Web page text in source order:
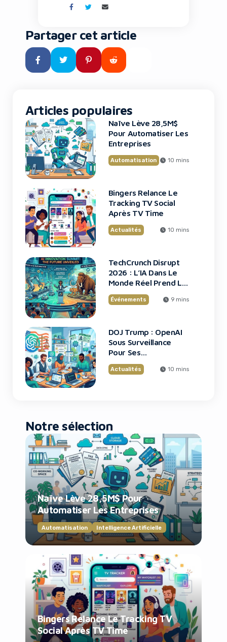
loin de tout cloud dans des
des millénaires pourraient
fouler à nouveau notre planète
grâce à la biologie de synthèse.
Ce n’est plus de la science-
Partager cet article
Articles populaires
Naïve Lève 28,5M$
Pour Automatiser Les
Entreprises
Automatisation 10 mins
Bingers Relance Le
Tracking TV Social
Après TV Time
Actualités 10 mins
TechCrunch Disrupt
2026 : L’IA Dans Le
Monde Réel Prend La
Scène
Événements 9 mins
DOJ Trump : OpenAI
Sous Surveillance
Pour Ses
Recrutements
Actualités 10 mins
Notre sélection
Naïve Lève 28,5M$ Pour
Automatiser Les Entreprises
Automatisation Intelligence Artificielle
Bingers Relance Le Tracking TV
Social Après TV Time